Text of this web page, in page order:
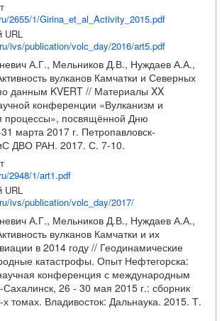
2655/1/Girina_et_al_Activity_2015.pdf
ivs/publication/volc_day/2016/art5.pdf
А.Г., Мельников Д.В., Нуждаев А.А.,
вулканов Камчатки и Северных
данным KVERT // Материалы XX
конференции «Вулканизм и
процессы», посвящённой Дню
марта 2017 г. Петропавловск-
ДВО РАН. 2017. С. 7-10.
2948/1/art1.pdf
ivs/publication/volc_day/2017/
А.Г., Мельников Д.В., Нуждаев А.А.,
вулканов Камчатки и их
в 2014 году // Геодинамические
катастрофы. Опыт Нефтегорска:
конференция с международным
26 - 30 мая 2015 г.: сборник
томах. Владивосток: Дальнаука. 2015. Т.